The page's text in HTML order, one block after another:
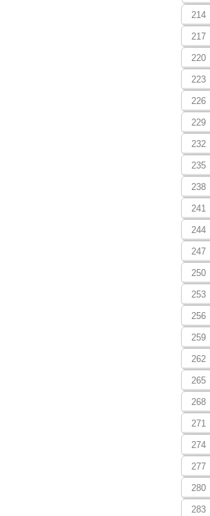
214
217
220
223
226
229
232
235
238
241
244
247
250
253
256
259
262
265
268
271
274
277
280
283